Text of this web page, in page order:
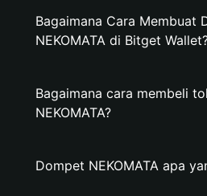
Bagaimana Cara Membuat
NEKOMATA di Bitget
Bagaimana cara membeli
NEKOMATA?
Dompet NEKOMATA apa